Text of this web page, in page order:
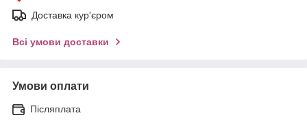
Доставка кур'єром
Всі умови доставки
Умови оплати
Післяплата